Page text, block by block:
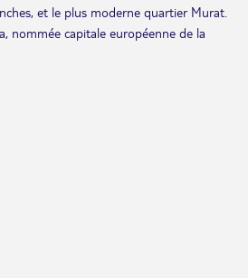
et le plus moderne quartier Murat.
nommée capitale européenne de la